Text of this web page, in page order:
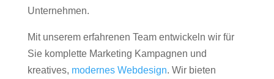
Unternehmen.
Mit unserem erfahrenen Team entwickeln wir für
Sie komplette Marketing Kampagnen und
kreatives, modernes Webdesign. Wir bieten